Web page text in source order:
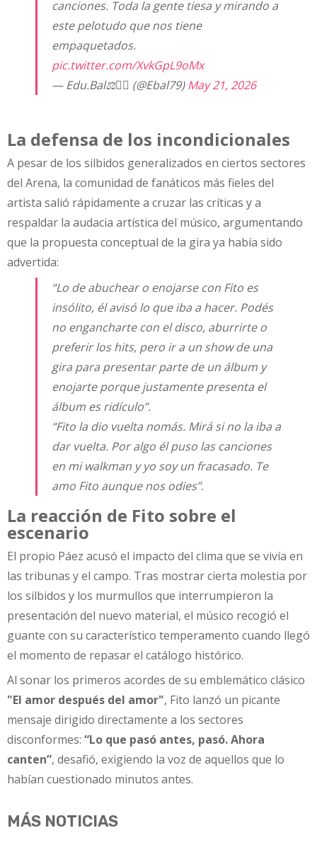
canciones. Toda la gente tiesa y mirando a
este pelotudo que nos tiene
empaquetados.
pic.twitter.com/XvkGpL9oMx
— Edu.Bal⚖️👨‍⚖️ (@Ebal79)May 21, 2026
La defensa de los incondicionales
A pesar de los silbidos generalizados en ciertos sectores
del Arena, la comunidad de fanáticos más fieles del
artista salió rápidamente a cruzar las críticas y a
respaldar la audacia artística del músico, argumentando
que la propuesta conceptual de la gira ya había sido
advertida:
“Lo de abuchear o enojarse con Fito es
insólito, él avisó lo que iba a hacer. Podés
no engancharte con el disco, aburrirte o
preferir los hits, pero ir a un show de una
gira para presentar parte de un álbum y
enojarte porque justamente presenta el
álbum es ridículo”.
“Fito la dio vuelta nomás. Mirá si no la iba a
dar vuelta. Por algo él puso las canciones
en mi walkman y yo soy un fracasado. Te
amo Fito aunque nos odies”.
La reacción de Fito sobre el
escenario
El propio Páez acusó el impacto del clima que se vivía en
las tribunas y el campo. Tras mostrar cierta molestia por
los silbidos y los murmullos que interrumpieron la
presentación del nuevo material, el músico recogió el
guante con su característico temperamento cuando llegó
el momento de repasar el catálogo histórico.
Al sonar los primeros acordes de su emblemático clásico
"El amor después del amor", Fito lanzó un picante
mensaje dirigido directamente a los sectores
disconformes: “Lo que pasó antes, pasó. Ahora
canten”, desafió, exigiendo la voz de aquellos que lo
habían cuestionado minutos antes.
MÁS NOTICIAS